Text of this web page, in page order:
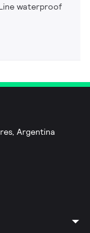
waterproof
Argentina